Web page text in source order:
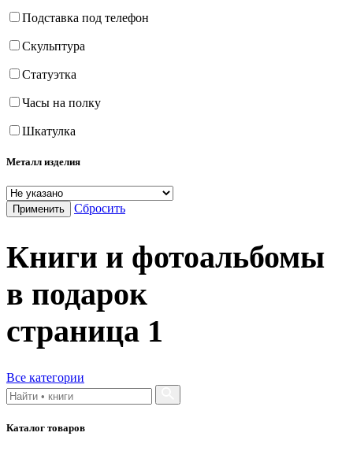
Подставка под телефон
Скульптура
Статуэтка
Часы на полку
Шкатулка
Металл изделия
Применить Сбросить
Книги и фотоальбомы
в подарок
страница 1
Все категории
Каталог товаров